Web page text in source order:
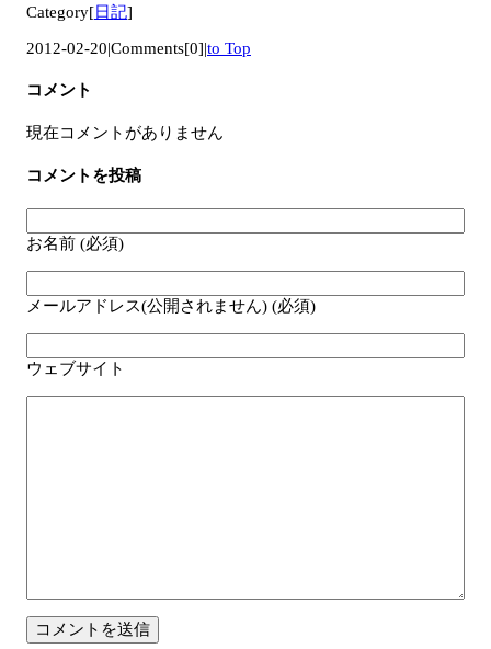
Category[日記]
2012-02-20|Comments[0]|to Top
コメント
現在コメントがありません
コメントを投稿
お名前 (必須)
メールアドレス(公開されません) (必須)
ウェブサイト